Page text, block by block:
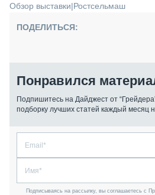
Обзор выставки|Ростсельмаш
ПОДЕЛИТЬСЯ:
Понравился
Подпишитесь на Дайджест от
подборку лучших статей каждый месяц
Подписываясь на рассылку, вы соглашаетесь с